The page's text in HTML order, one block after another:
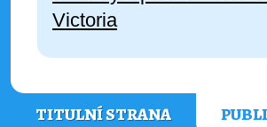
Victoria
TITULNÍ STRANA